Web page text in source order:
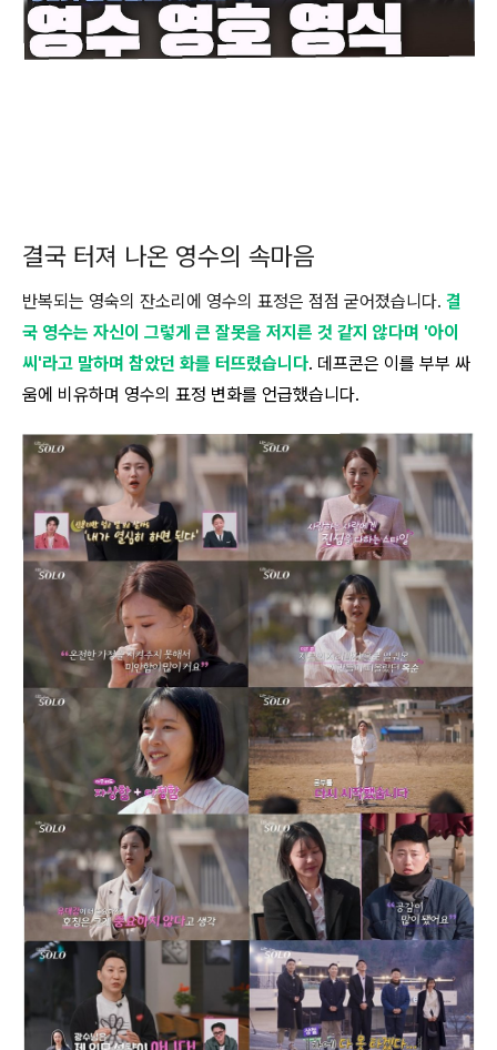
결국 터져 나온 영수의 속마음
반복되는 영숙의 잔소리에 영수의 표정은 점점 굳어졌습니다. 결
국 영수는 자신이 그렇게 큰 잘못을 저지른 것 같지 않다며 '아이
씨'라고 말하며 참았던 화를 터뜨렸습니다. 데프콘은 이를 부부 싸
움에 비유하며 영수의 표정 변화를 언급했습니다.